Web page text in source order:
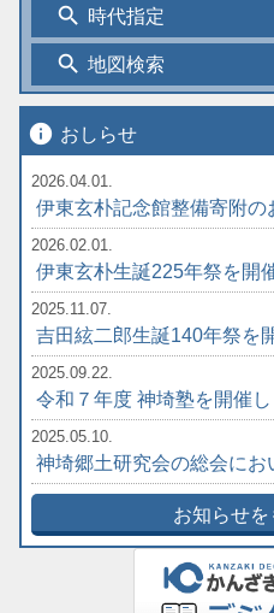
search 時代指定
search 地図検索
info おしらせ
2026.04.01.
伊東玄朴記念館整備寄附の
2026.02.01.
伊東玄朴生誕225年祭を開
2025.11.07.
吉田絃二郎生誕140年祭を
2025.09.22.
令和７年度 神埼塾を開催し
2025.05.10.
神埼郷土研究会の総会にお
お知らせを